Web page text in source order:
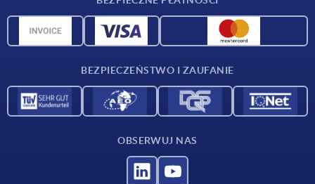
Dane CAD
BEZPIECZEŃSTWO I ZAUFANIE
OBSERWUJ NAS